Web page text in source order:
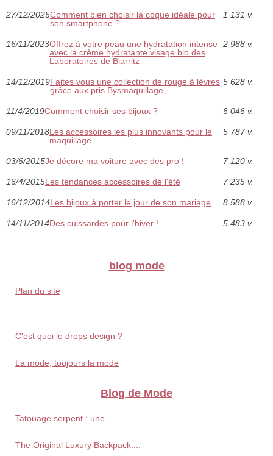
27/12/2025Comment bien choisir la coque idéale pour
son smartphone ?
1 131 v.
16/11/2023Offrez à votre peau une hydratation intense
avec la crème hydratante visage bio des
Laboratoires de Biarritz
2 988 v.
14/12/2019Faites vous une collection de rouge à lèvres
grâce aux pris Bysmaquillage
5 628 v.
11/4/2019Comment choisir ses bijoux ? 6 046 v.
09/11/2018Les accessoires les plus innovants pour le
maquillage
5 787 v.
03/6/2015Je décore ma voiture avec des pro ! 7 120 v.
16/4/2015Les tendances accessoires de l'été 7 235 v.
16/12/2014Les bijoux à porter le jour de son mariage 8 588 v.
14/11/2014Des cuissardes pour l'hiver ! 5 483 v.
blog mode
Plan du site
C'est quoi le drops design ?
La mode, toujours la mode
Blog de Mode
Tatouage serpent : une...
The Original Luxury Backpack:...